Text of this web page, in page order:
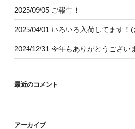
2025/09/05 ご報告！
2025/04/01 いろいろ入荷してます！
2024/12/31 今年もありがとうござい
最近のコメント
アーカイブ